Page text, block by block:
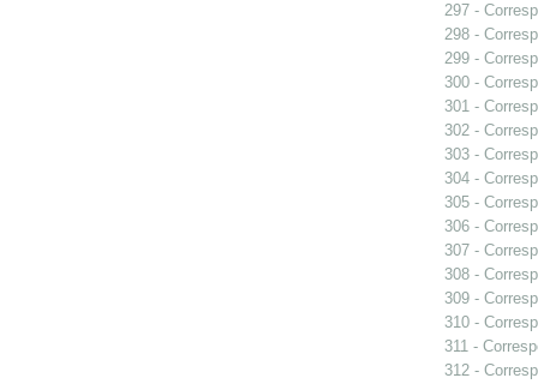
297 -
298 -
299 -
300 -
301 -
302 -
303 -
304 -
305 -
306 -
307 -
308 -
309 -
310 -
311 -
312 -